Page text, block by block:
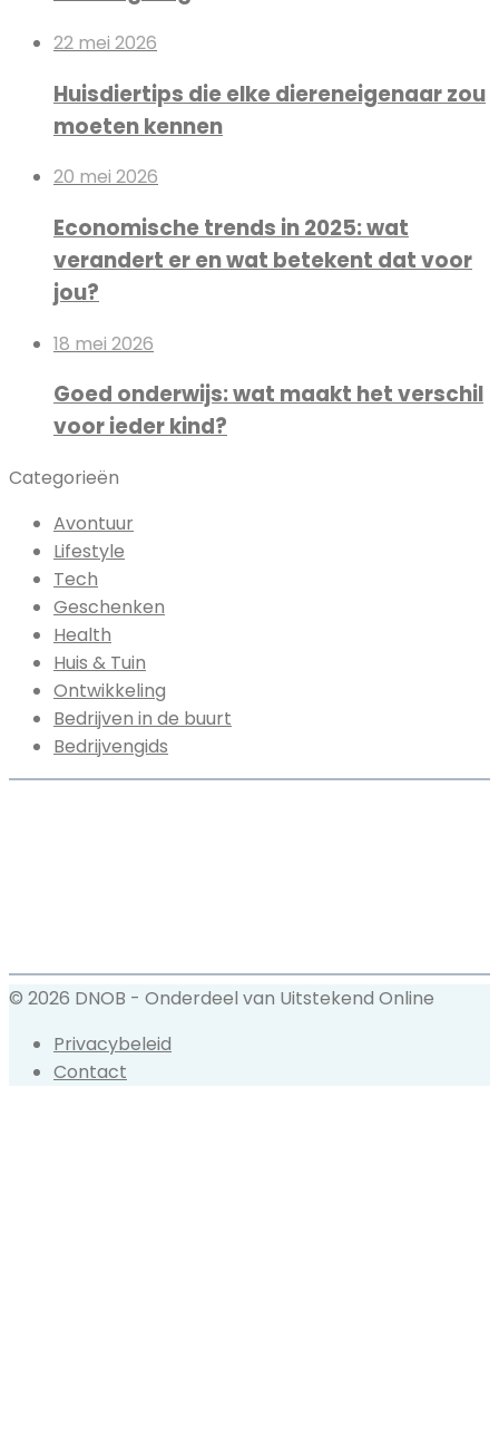
22 mei 2026
Huisdiertips die elke diereneigenaar zou
moeten kennen
20 mei 2026
Economische trends in 2025: wat
verandert er en wat betekent dat voor
jou?
18 mei 2026
Goed onderwijs: wat maakt het verschil
voor ieder kind?
Categorieën
Avontuur
Lifestyle
Tech
Geschenken
Health
Huis & Tuin
Ontwikkeling
Bedrijven in de buurt
Bedrijvengids
© 2026 DNOB - Onderdeel van Uitstekend Online
Privacybeleid
Contact